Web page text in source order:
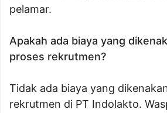
pelamar.
Apakah ada biaya yang
proses rekrutmen?
Tidak ada biaya yang
rekrutmen di PT Indolakto.